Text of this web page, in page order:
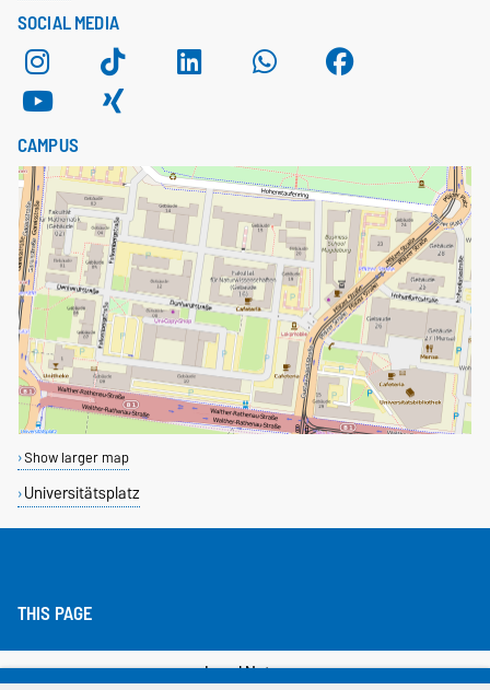
SOCIAL MEDIA
CAMPUS
Show larger map
Universitätsplatz
THIS PAGE
Legal Notes